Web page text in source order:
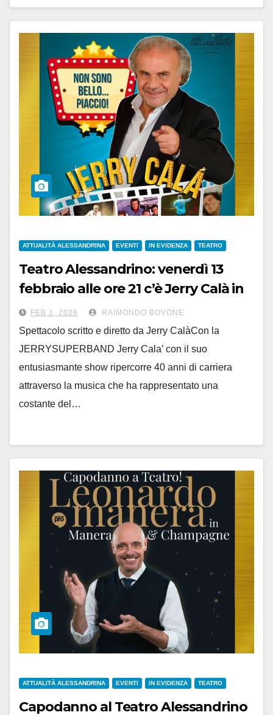
ATTUALITÀ ALESSANDRINA EVENTI IN EVIDENZA TEATRO
Teatro Alessandrino: venerdì 13
febbraio alle ore 21 c’è Jerry Calà in
“Non sono bello… piaccio”
FEB 1, 2026 RAIMONDO BOVONE
Spettacolo scritto e diretto da Jerry CalàCon la
JERRYSUPERBAND Jerry Cala’ con il suo
entusiasmante show ripercorre 40 anni di carriera
attraverso la musica che ha rappresentato una
costante del…
ATTUALITÀ ALESSANDRINA EVENTI IN EVIDENZA TEATRO
Capodanno al Teatro Alessandrino